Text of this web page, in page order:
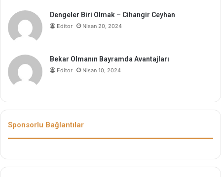
Dengeler Biri Olmak – Cihangir Ceyhan
Editor Nisan 20, 2024
Bekar Olmanın Bayramda Avantajları
Editor Nisan 10, 2024
Sponsorlu Bağlantılar